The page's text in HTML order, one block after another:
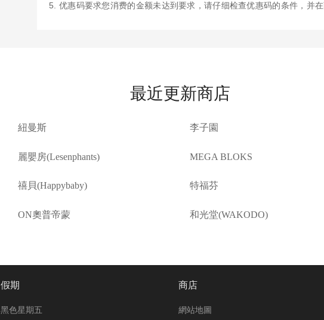
5. 优惠码要求您消费的金额未达到要求，请仔细检查优惠码的条件，并
最近更新商店
紐曼斯 李子園
麗嬰房(Lesenphants) MEGA BLOKS
禧貝(Happybaby) 特福芬
ON奧普帝蒙 和光堂(WAKODO)
假期
黑色星期五
商店
網站地圖